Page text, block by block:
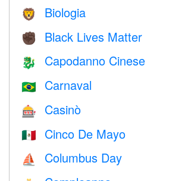
🦁 Biologia
✊🏿 Black Lives Matter
🐉 Capodanno Cinese
🇧🇷 Carnaval
🎰 Casinò
🇲🇽 Cinco De Mayo
⛵️ Columbus Day